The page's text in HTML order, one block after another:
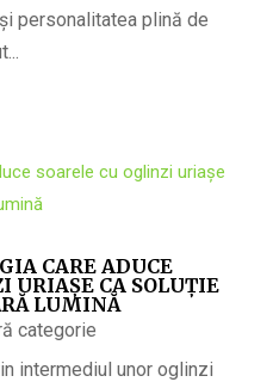
personalitatea plină de
CARE ADUCE
URIAȘE CA SOLUȚIE
LUMINĂ
categorie
intermediul unor oglinzi